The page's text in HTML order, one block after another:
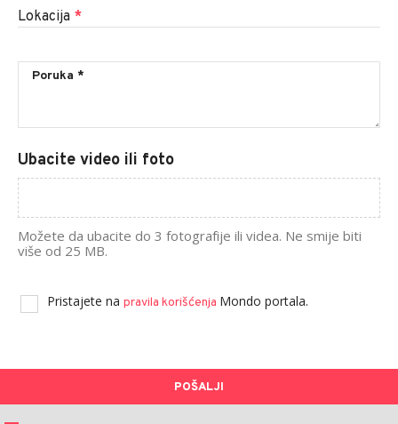
Lokacija *
Ubacite video ili foto
Možete da ubacite do 3 fotografije ili videa. Ne smije biti
više od 25 MB.
Pristajete na pravila korišćenja Mondo portala.
POŠALJI